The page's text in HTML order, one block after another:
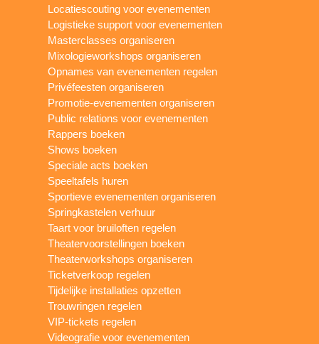
Locatiescouting voor evenementen
Logistieke support voor evenementen
Masterclasses organiseren
Mixologieworkshops organiseren
Opnames van evenementen regelen
Privéfeesten organiseren
Promotie-evenementen organiseren
Public relations voor evenementen
Rappers boeken
Shows boeken
Speciale acts boeken
Speeltafels huren
Sportieve evenementen organiseren
Springkastelen verhuur
Taart voor bruiloften regelen
Theatervoorstellingen boeken
Theaterworkshops organiseren
Ticketverkoop regelen
Tijdelijke installaties opzetten
Trouwringen regelen
VIP-tickets regelen
Videografie voor evenementen